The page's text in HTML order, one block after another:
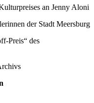
an Jenny Aloni
der Stadt Meersburg
Preis“ des